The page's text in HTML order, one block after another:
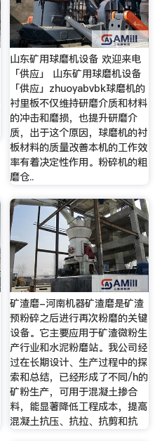
山东矿用球磨机设备 欢迎来电
「供应」 山东矿用球磨机设备
「供应」zhuoyabvbk球磨机的
衬里板不仅维持研磨介质和材料
的冲击和磨损，也提升研磨介
质，出于这个原因，球磨机的衬
板材料的质量改善本机的工作效
率有着决定性作用。粉碎机的粗
磨仓..
矿渣磨-河南机器矿渣磨是矿渣
预粉碎之后进行再次粉磨的关键
设备。它主要应用于矿渣微粉生
产行业和水泥粉磨站。我公司经
过在长期设计、生产过程中的探
索和总结，已经形成了不同/h的
矿粉生产，可用于混凝土掺合
料，能显著降低工程成本，提高
混凝土抗压、抗拉、抗剪和抗